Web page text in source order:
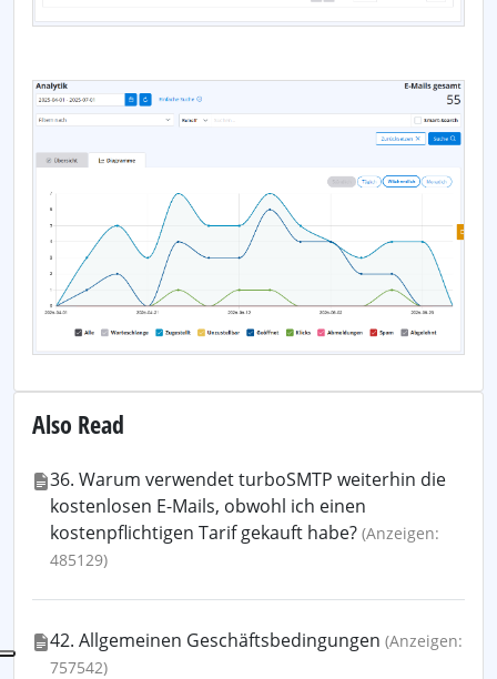
Also Read
36. Warum verwendet turboSMTP weiterhin die
kostenlosen E-Mails, obwohl ich einen
kostenpflichtigen Tarif gekauft habe? (Anzeigen:
485129)
42. Allgemeinen Geschäftsbedingungen (Anzeigen:
757542)